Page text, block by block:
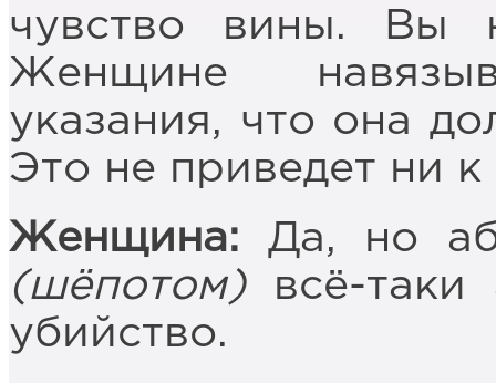
чувство вины. Вы
Женщине
указания, что она
Это не приведет ни
Женщина: Да, но
(шёпотом)всё-таки
убийство.